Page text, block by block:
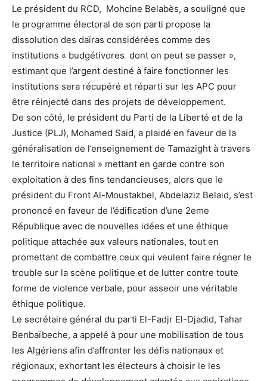
Le président du RCD, Mohcine Belabès, a souligné que
le programme électoral de son parti propose la
dissolution des daïras considérées comme des
institutions « budgétivores dont on peut se passer »,
estimant que l’argent destiné à faire fonctionner les
institutions sera récupéré et réparti sur les APC pour
être réinjecté dans des projets de développement.
De son côté, le président du Parti de la Liberté et de la
Justice (PLJ), Mohamed Saïd, a plaidé en faveur de la
généralisation de l’enseignement de Tamazight à travers
le territoire national » mettant en garde contre son
exploitation à des fins tendancieuses, alors que le
président du Front Al-Moustakbel, Abdelaziz Belaid, s’est
prononcé en faveur de l’édification d’une 2eme
République avec de nouvelles idées et une éthique
politique attachée aux valeurs nationales, tout en
promettant de combattre ceux qui veulent faire régner le
trouble sur la scène politique et de lutter contre toute
forme de violence verbale, pour asseoir une véritable
éthique politique.
Le secrétaire général du parti El-Fadjr El-Djadid, Tahar
Benbaïbeche, a appelé à pour une mobilisation de tous
les Algériens afin d’affronter les défis nationaux et
régionaux, exhortant les électeurs à choisir le les